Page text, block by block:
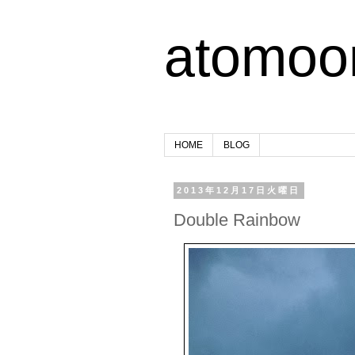
HOME BLOG
2013年12月17日火曜日
Double Rainbow